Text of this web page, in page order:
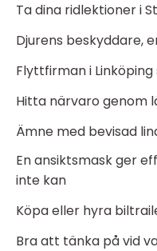
Ta dina ridlektioner i
Djurens beskyddare,
Flyttfirman i
Hitta närvaro genom
Ämne med bevisad
En ansiktsmask ger
inte kan
Köpa eller hyra
Bra att tänka på vid